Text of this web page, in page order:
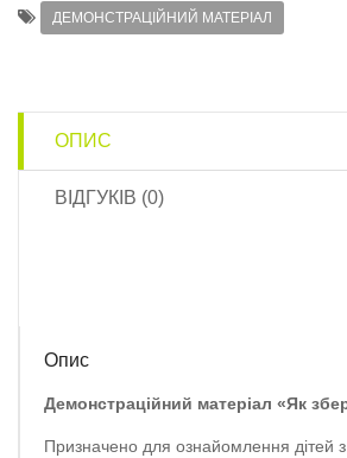
ДЕМОНСТРАЦІЙНИЙ МАТЕРІАЛ
ОПИС
ВІДГУКІВ (0)
Опис
Демонстраційний матеріал «Як
Призначено для ознайомлення дітей